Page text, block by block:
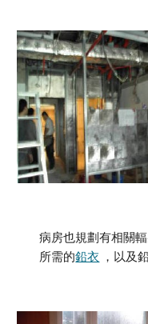
病房也規劃有相關
所需的鉛衣 ，以及